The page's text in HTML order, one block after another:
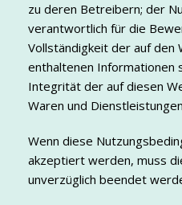
zu deren Betreibern; der
verantwortlich für die
Vollständigkeit der auf
enthaltenen Informationen
Integrität der auf diesen
Waren und
Wenn diese
akzeptiert werden, muss
unverzüglich beendet